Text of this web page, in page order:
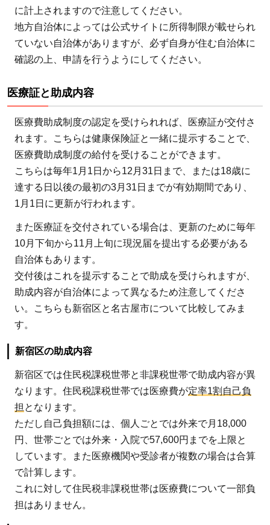
に計上されますので注意してください。
地方自治体によっては公式サイトに所得制限が載せられ
ていない自治体がありますが、必ず自身が住む自治体に
確認の上、申請を行うようにしてください。
医療証と助成内容
医療費助成制度の認定を受けられれば、医療証が交付さ
れます。こちらは健康保険証と一緒に提示することで、
医療費助成制度の給付を受けることができます。
こちらは毎年1月1日から12月31日まで、または18歳に
達する日以後の最初の3月31日までが有効期間であり、
1月1日に更新が行われます。
また医療証を交付されている場合は、更新のために毎年
10月下旬から11月上旬に現況届を提出する必要がある
自治体もあります。
交付後はこれを提示することで助成を受けられますが、
助成内容が自治体によって異なるため注意してくださ
い。こちらも新宿区と名古屋市について比較してみま
す。
新宿区の助成内容
新宿区では住民税課税世帯と非課税世帯で助成内容が異
なります。住民税課税世帯では医療費が定率1割自己負
担 となります。
ただし自己負担額には、個人ごとでは外来で月18,000
円、世帯ごとでは外来・入院で57,600円までを上限と
しています。また医療機関や受診者が複数の場合は合算
で計算します。
これに対して住民税非課税世帯は医療費について一部負
担はありません。